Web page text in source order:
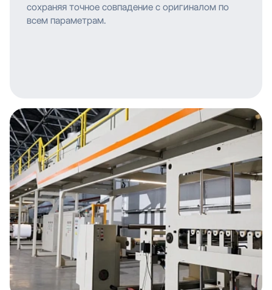
сохраняя точное совпадение с оригиналом по
всем параметрам.